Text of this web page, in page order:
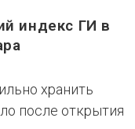
индекс ГИ в